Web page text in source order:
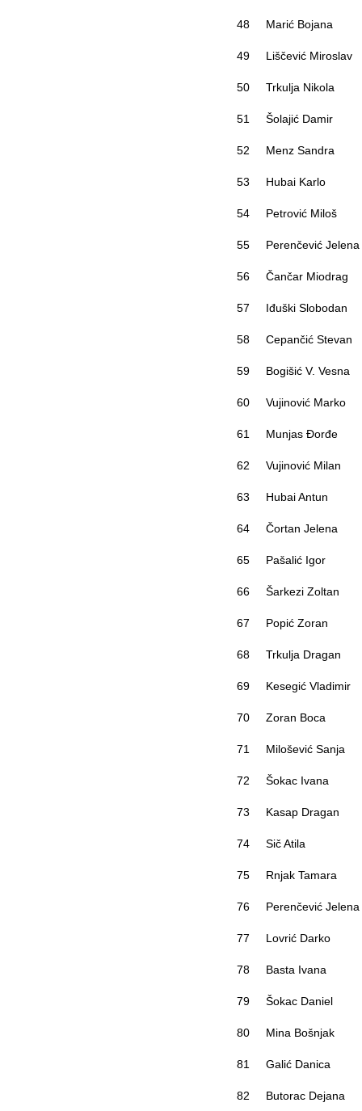
48 Marić Bojana
49 Liščević Miroslav
50 Trkulja Nikola
51 Šolajić Damir
52 Menz Sandra
53 Hubai Karlo
54 Petrović Miloš
55 Perenčević Jelena
56 Čančar Miodrag
57 Iđuški Slobodan
58 Cepančić Stevan
59 Bogišić V. Vesna
60 Vujinović Marko
61 Munjas Đorđe
62 Vujinović Milan
63 Hubai Antun
64 Čortan Jelena
65 Pašalić Igor
66 Šarkezi Zoltan
67 Popić Zoran
68 Trkulja Dragan
69 Kesegić Vladimir
70 Zoran Boca
71 Milošević Sanja
72 Šokac Ivana
73 Kasap Dragan
74 Sič Atila
75 Rnjak Tamara
76 Perenčević Jelena
77 Lovrić Darko
78 Basta Ivana
79 Šokac Daniel
80 Mina Bošnjak
81 Galić Danica
82 Butorac Dejana